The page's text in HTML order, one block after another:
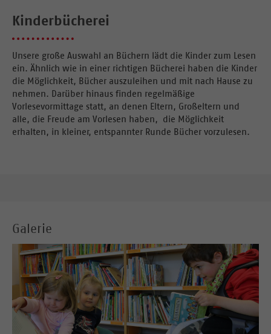
Kinderbücherei
Unsere große Auswahl an Büchern lädt die Kinder zum Lesen
ein. Ähnlich wie in einer richtigen Bücherei haben die Kinder
die Möglichkeit, Bücher auszuleihen und mit nach Hause zu
nehmen. Darüber hinaus finden regelmäßige
Vorlesevormittage statt, an denen Eltern, Großeltern und
alle, die Freude am Vorlesen haben, die Möglichkeit
erhalten, in kleiner, entspannter Runde Bücher vorzulesen.
Galerie